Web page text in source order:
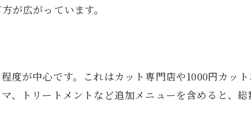
目ポイント
が広がっています。
度が中心です。これはカット専門店や1000円カッ
、トリートメントなど追加メニューを含めると、総